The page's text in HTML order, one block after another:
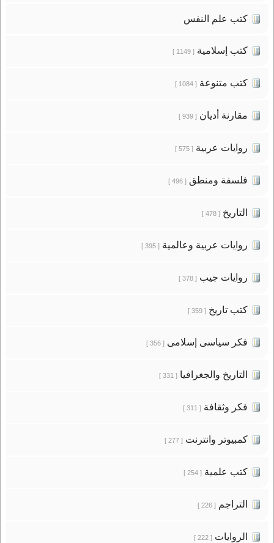
كتب علم النفس
كتب إسلامية[ 1149 ]
كتب متنوعة[ 1084 ]
مقارنة أديان[ 939 ]
روايات عربية[ 575 ]
فلسفة ومنطق[ 496 ]
التاريخ[ 478 ]
روايات عربية وعالمية[ 395 ]
روايات جيب[ 378 ]
كتب تاريخ[ 359 ]
فكر سياسى إسلامى[ 356 ]
التاريخ والجغرافيا[ 331 ]
فكر وثقافة[ 311 ]
كمبيوتر وانترنت[ 277 ]
كتب علمية[ 254 ]
التراجم[ 226 ]
الروايات[ 222 ]